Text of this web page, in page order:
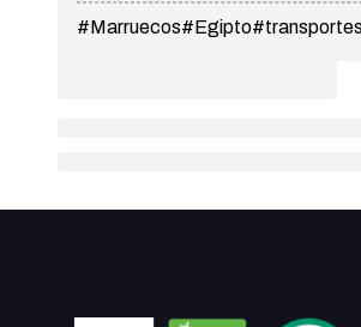
#Marruecos#Egipto#transportes